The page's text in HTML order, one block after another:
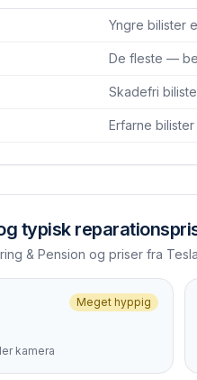
Yngre bilister
De fleste —
Skadefri
Erfarne
typisk
& Pension og priser fra
Meget hyppig
kamera